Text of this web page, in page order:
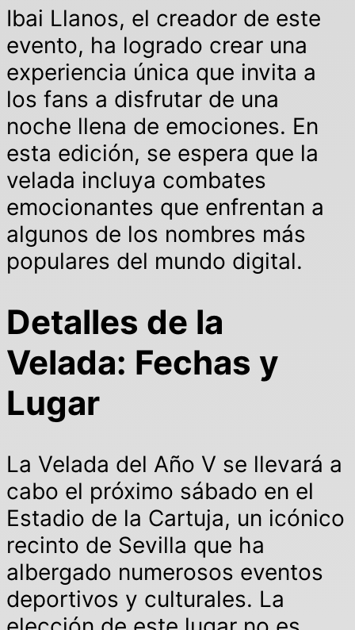
Ibai Llanos, el creador de este
evento, ha logrado crear una
experiencia única que invita a
los fans a disfrutar de una
noche llena de emociones. En
esta edición, se espera que la
velada incluya combates
emocionantes que enfrentan a
algunos de los nombres más
populares del mundo digital.
Detalles de la
Velada: Fechas y
Lugar
La Velada del Año V se llevará a
cabo el próximo sábado en el
Estadio de la Cartuja, un icónico
recinto de Sevilla que ha
albergado numerosos eventos
deportivos y culturales. La